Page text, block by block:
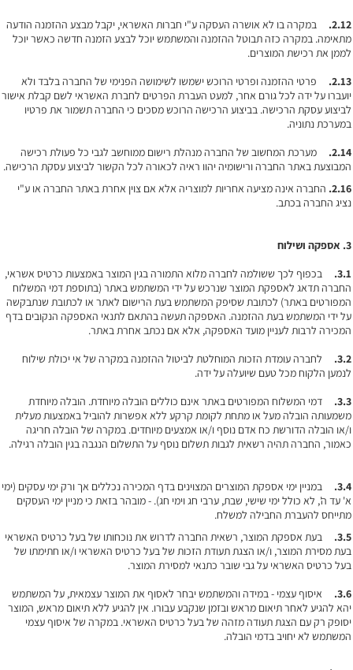
2.12.
במקרה בו לא אושרה העסקה ע"י חברות האשראי, יקבל מבצע ההזמנה הודעה
מתאימה. במקרה כזה תבוטל ההזמנה והמשתמש יוכל לבצע הזמנה חדשה כאשר יוכל
לממן את רכישת המוצרים.
2.13.
פרטי ההזמנה ופרטי הרוכש ישמשו לשימושה הפנימי של החברה בלבד ולא
יועברו על ידה לכל גורם אחר, למעט העברת הפרטים לחברת האשראי לשם קבלת אישור
לביצוע עסקת הרכישה. בביצוע הרכישה הרוכש מסכים כי החברה תשמור את פרטיו
במערכת נתוניה.
2.14.
מערכת המחשוב של החברה מנהלת רישום ממוחשב לגבי כל פעולת רכישה
המבוצעת באתר החברה ורישומיה יהוו ראיה לכאורה לכל הקשור לביצוע עסקת הרכישה.
2.16. החברה אינה מציעה אחריות למוצריה אלא אם צוין אחרת באתר החברה או ע"י
נציג החברה בכתב.
3. אספקה ושילוח
3.1.
בכפוף לכך ששולמה לחברה מלוא התמורה בגין המוצר באמצעות כרטיס אשראי,
החברה תדאג לאספקת המוצר שנרכש על ידי המשתמש באתר (בתוספת דמי המשלוח
המפורטים באתר) לכתובת שסיפק המשתמש בעת הרישום לאתר או לכתובת שנתבקשה
על ידי המשתמש בעת ההזמנה. האספקה תעשה בהתאם לתנאי האספקה הנקובים בדף
המכירה לרבות לעניין מועד האספקה, אלא אם נכתב אחרת באתר.
3.2
. לחברה עומדת הזכות המוחלטת לביטול ההזמנה במקרה של אי יכולת שילוח
לנמען הלקוח מכל טעם שיועלה על ידה.
3.3.
דמי המשלוח המפורטים באתר אינם כוללים הובלה מיוחדת. הובלה מיוחדת
משמעותה הובלה מעל או מתחת לקומת קרקע ללא אפשרות להוביל באמצעות מעלית
ו/או הובלה הדורשת כח אדם נוסף ו/או אמצעים מיוחדים. במקרה של הובלה חריגה
כאמור, החברה תהיה רשאית לגבות תשלום נוסף על התשלום הנגבה בגין הובלה רגילה.
3.4.
במניין ימי אספקת המוצרים המצוינים בדף המכירה נכללים אך ורק ימי עסקים (ימי
א' עד ה', לא כולל ימי שישי, שבת, ערבי חג וימי חג). - מובהר בזאת כי מניין ימי העסקים
מתייחס להעברת החבילה למשלח.
3.5.
בעת אספקת המוצר, רשאית החברה לדרוש את נוכחותו של בעל כרטיס האשראי
בעת מסירת המוצר, ו/או הצגת תעודת הזכות של בעל כרטיס האשראי ו/או חתימתו של
בעל כרטיס האשראי על גבי שובר כתנאי למסירת המוצר.
3.6.
איסוף עצמי - במידה והמשתמש יבחר לאסוף את המוצר עצמאית, על המשתמש
יהא להגיע לאחר תיאום מראש ובזמן שנקבע עבורו. אין להגיע ללא תיאום מראש, המוצר
יסופק רק עם הצגת תעודה מזהה של בעל כרטיס האשראי. במקרה של איסוף עצמי
המשתמש לא יחויב בדמי הובלה.